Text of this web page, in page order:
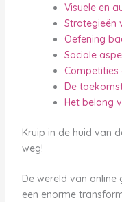
Visuele en
Strategieën
Oefening
Sociale
Competities
De
Het belang
Kruip in de huid van
weg!
De wereld van
een enorme